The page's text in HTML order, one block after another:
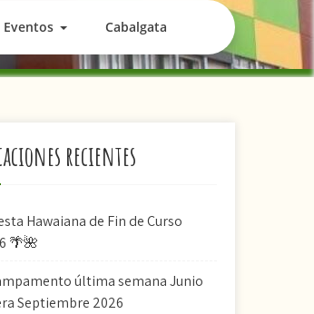
Eventos Cabalgata
recientes
Hawaiana de Fin de Curso
🌴🌺
última semana Junio
Septiembre 2026